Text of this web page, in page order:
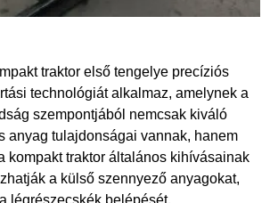
traktor első tengelye precíziós
technológiát alkalmaz, amelynek a
szempontjából nemcsak kiváló
anyag tulajdonságai vannak, hanem
kompakt traktor általános kihívásainak
a külső szennyező anyagokat,